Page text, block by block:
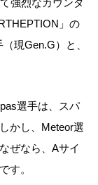
強烈なカウンタ
」の
現Gen.G）と、
選手は、スパ
かし、Meteor選
ぜなら、Aサイ
す。